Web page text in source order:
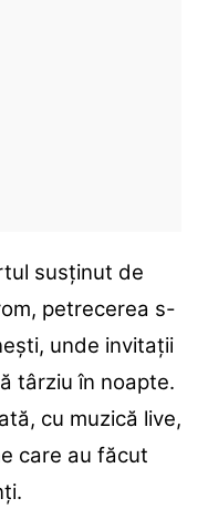
susținut de
petrecerea s-
unde invitații
târziu în noapte.
cu muzică live,
care au făcut